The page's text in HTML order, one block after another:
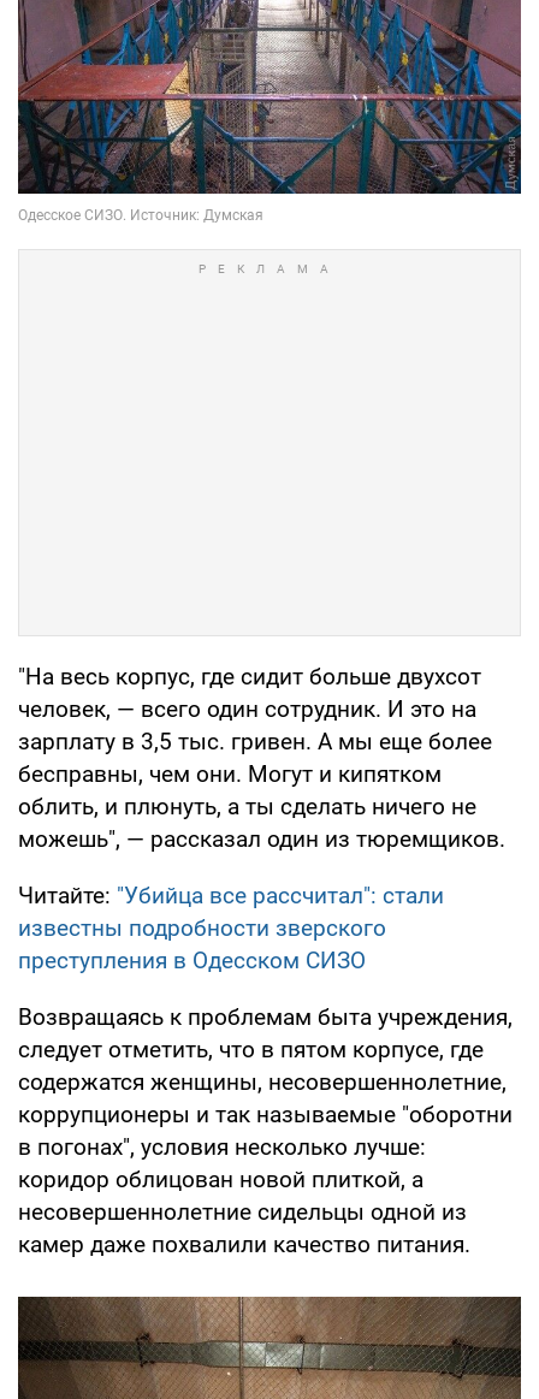
"На весь корпус, где сидит больше двухсот
человек, — всего один сотрудник. И это на
зарплату в 3,5 тыс. гривен. А мы еще более
бесправны, чем они. Могут и кипятком
облить, и плюнуть, а ты сделать ничего не
можешь", — рассказал один из тюремщиков.
Читайте: "Убийца все рассчитал": стали
известны подробности зверского
преступления в Одесском СИЗО
Возвращаясь к проблемам быта учреждения,
следует отметить, что в пятом корпусе, где
содержатся женщины, несовершеннолетние,
коррупционеры и так называемые "оборотни
в погонах", условия несколько лучше:
коридор облицован новой плиткой, а
несовершеннолетние сидельцы одной из
камер даже похвалили качество питания.